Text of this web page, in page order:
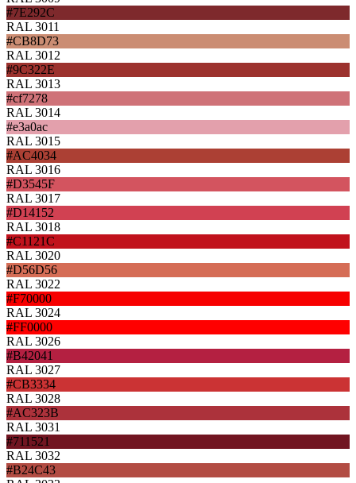
#7E292C
RAL 3011
#CB8D73
RAL 3012
#9C322E
RAL 3013
#cf7278
RAL 3014
#e3a0ac
RAL 3015
#AC4034
RAL 3016
#D3545F
RAL 3017
#D14152
RAL 3018
#C1121C
RAL 3020
#D56D56
RAL 3022
#F70000
RAL 3024
#FF0000
RAL 3026
#B42041
RAL 3027
#CB3334
RAL 3028
#AC323B
RAL 3031
#711521
RAL 3032
#B24C43